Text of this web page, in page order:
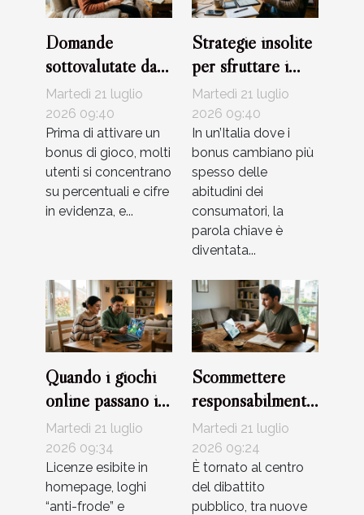
Domande
sottovalutate da
porsi prima di
usare un bonus di
gioco
Martedì 21 luglio
2026 09:40
Prima di attivare un
bonus di gioco, molti
utenti si concentrano
su percentuali e cifre
in evidenza, e...
Strategie insolite
per sfruttare i
bonus senza
rischiare
Martedì 21 luglio
2026 09:40
In un’Italia dove i
bonus cambiano più
spesso delle
abitudini dei
consumatori, la
parola chiave è
diventata...
Quando i giochi
online passano il
test della
sicurezza?
Martedì 21 luglio
2026 09:34
Licenze esibite in
homepage, loghi
“anti-frode” e
Scommettere
responsabilmente:
equilibrio tra
adrenalina e
strategie di
gestione
Martedì 21 luglio
2026 09:24
È tornato al centro
del dibattito
pubblico, tra nuove